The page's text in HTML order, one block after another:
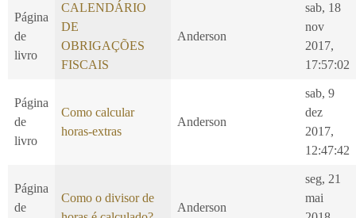
Página
de
livro
CALENDÁRIO
DE
OBRIGAÇÕES
FISCAIS
Anderson
sab, 18
nov
2017,
17:57:02
Página
de
livro
Como calcular
horas-extras
Anderson
sab, 9
dez
2017,
12:47:42
Página
de
Como o divisor de
Anderson
seg, 21
mai